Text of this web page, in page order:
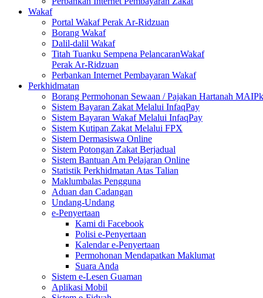
Wakaf
Portal Wakaf Perak Ar-Ridzuan
Borang Wakaf
Dalil-dalil Wakaf
Titah Tuanku Sempena PelancaranWakaf
Perak Ar-Ridzuan
Perbankan Internet Pembayaran Wakaf
Perkhidmatan
Borang Permohonan Sewaan / Pajakan Hartanah MAIPk
Sistem Bayaran Zakat Melalui InfaqPay
Sistem Bayaran Wakaf Melalui InfaqPay
Sistem Kutipan Zakat Melalui FPX
Sistem Dermasiswa Online
Sistem Potongan Zakat Berjadual
Sistem Bantuan Am Pelajaran Online
Statistik Perkhidmatan Atas Talian
Maklumbalas Pengguna
Aduan dan Cadangan
Undang-Undang
e-Penyertaan
Kami di Facebook
Polisi e-Penyertaan
Kalendar e-Penyertaan
Permohonan Mendapatkan Maklumat
Suara Anda
Sistem e-Lesen Guaman
Aplikasi Mobil